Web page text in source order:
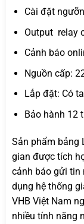
Cài đặt
Output relay
Cảnh báo
Nguồn cấp:
Lắp đặt: Có
Bảo hành 12
Sản phẩm bảng
gian được tích
cảnh báo gửi tin
dụng hệ thống
VHB Việt Nam
nhiều tính năng